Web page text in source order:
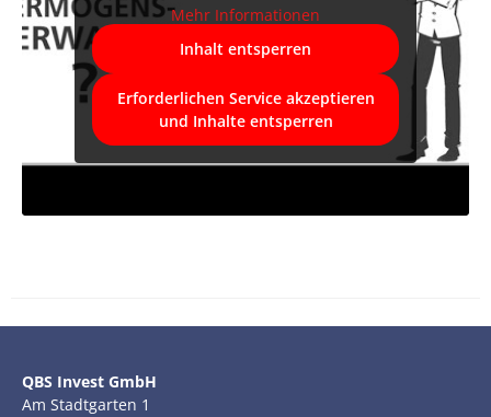
Mehr Informationen
Inhalt entsperren
Erforderlichen Service akzeptieren
und Inhalte entsperren
QBS Invest GmbH
Am Stadtgarten 1